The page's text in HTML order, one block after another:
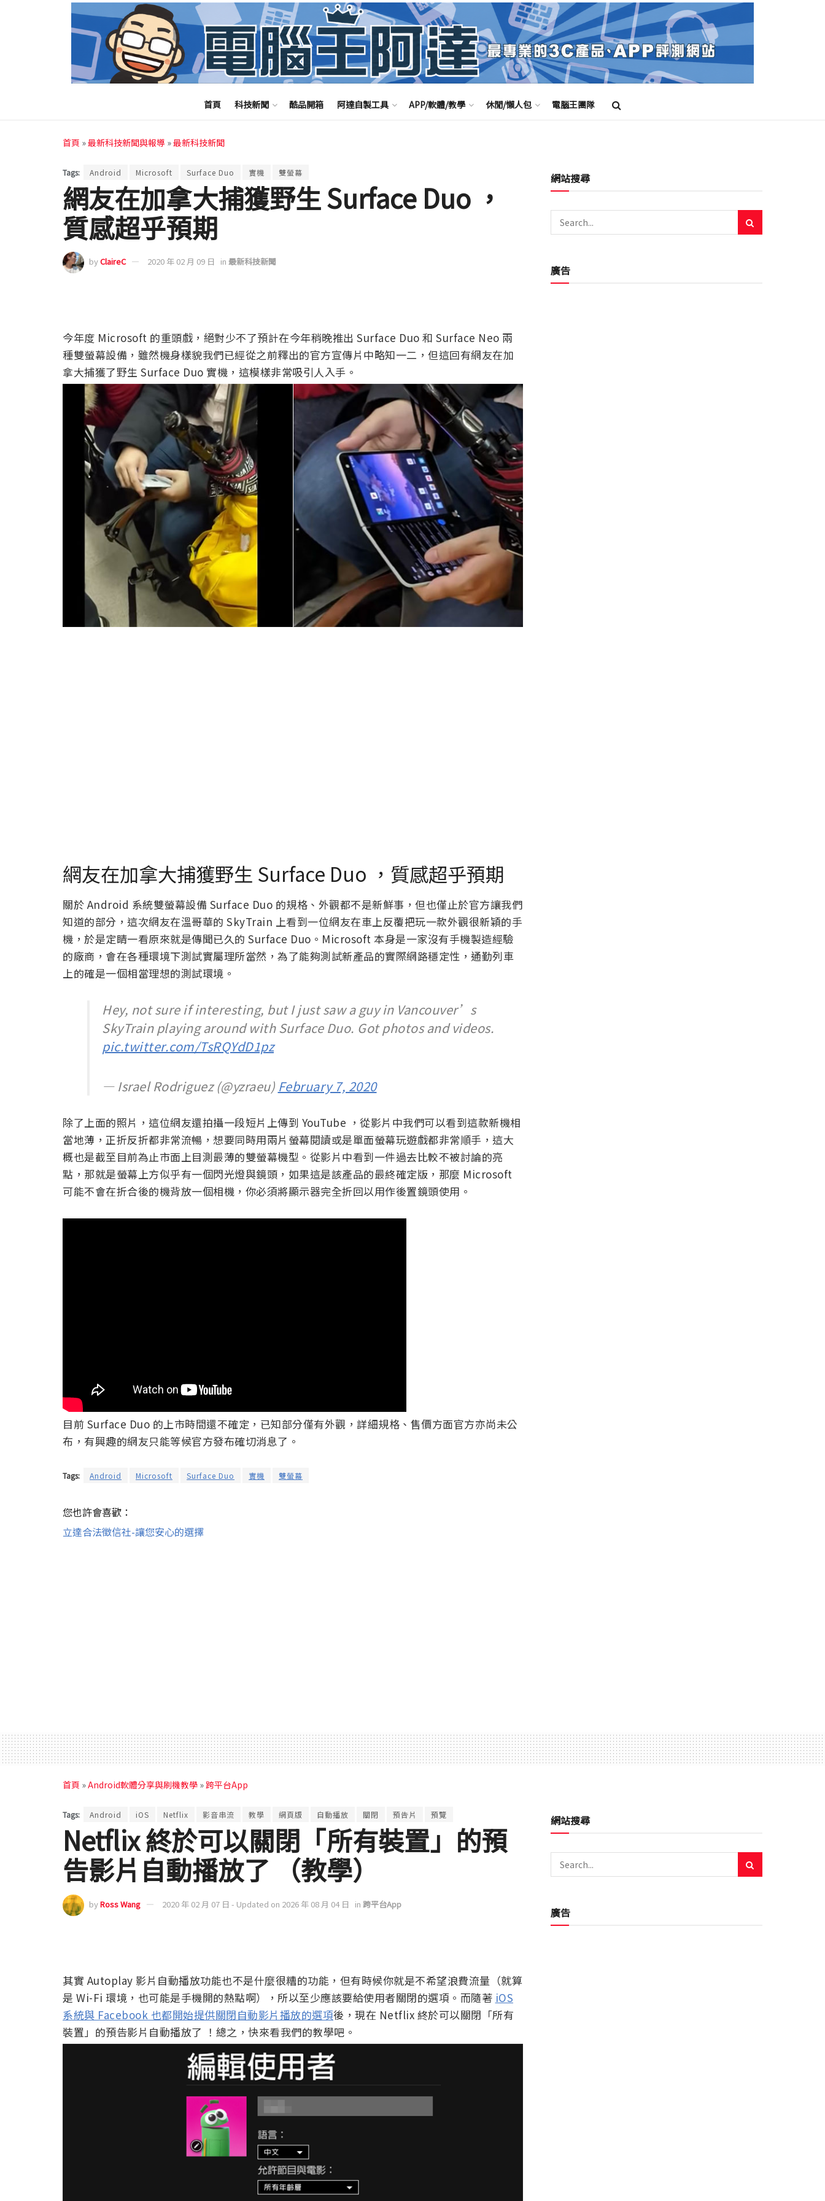
首頁 科技新聞 酷品開箱 阿達自製工具 APP/軟體/教學 休閒/懶人包 電腦王團隊
首頁 »最新科技新聞與報導 »最新科技新聞
Tags: Android Microsoft Surface Duo 實機 雙螢幕
網友在加拿大捕獲野生 Surface Duo ，
質感超乎預期
byClaireC 2020 年 02 月 09 日 in 最新科技新聞
今年度 Microsoft 的重頭戲，絕對少不了預計在今年稍晚推出 Surface Duo 和 Surface Neo 兩
種雙螢幕設備，雖然機身樣貌我們已經從之前釋出的官方宣傳片中略知一二，但這回有網友在加
拿大捕獲了野生 Surface Duo 實機，這模樣非常吸引人入手。
網友在加拿大捕獲野生 Surface Duo ，質感超乎預期
關於 Android 系統雙螢幕設備 Surface Duo 的規格、外觀都不是新鮮事，但也僅止於官方讓我們
知道的部分，這次網友在溫哥華的 SkyTrain 上看到一位網友在車上反覆把玩一款外觀很新穎的手
機，於是定睛一看原來就是傳聞已久的 Surface Duo。Microsoft 本身是一家沒有手機製造經驗
的廠商，會在各種環境下測試實屬理所當然，為了能夠測試新產品的實際網路穩定性，通勤列車
上的確是一個相當理想的測試環境。
Hey, not sure if interesting, but I just saw a guy in Vancouver’s
SkyTrain playing around with Surface Duo. Got photos and videos.
pic.twitter.com/TsRQYdD1pz
— Israel Rodriguez (@yzraeu) February 7, 2020
除了上面的照片，這位網友還拍攝一段短片上傳到 YouTube ，從影片中我們可以看到這款新機相
當地薄，正折反折都非常流暢，想要同時用兩片螢幕閱讀或是單面螢幕玩遊戲都非常順手，這大
概也是截至目前為止市面上目測最薄的雙螢幕機型。從影片 中看到一件過去比較不被討論的亮
點，那就是螢幕上方似乎有一個閃光燈與鏡頭，如果這是該產品的最終確定版，那麼 Microsoft
可能不會在折合後的機背放一個相機，你必須將顯示器完全折回以用作後置鏡頭使用。
目前 Surface Duo 的上市時間還不確定，已知部分僅有外觀，詳細規格、售價方面官方亦尚未公
布，有興趣的網友只能等候官方發布確切消息了。
Tags: Android Microsoft Surface Duo 實機 雙螢幕
您也許會喜歡：
立達合法徵信社-讓您安心的選擇
網站搜尋
廣告
首頁 »Android軟體分享與刷機教學 »跨平台App
Tags: Android iOS Netflix 影音串流 教學 網頁版 自動播放 關閉 預告片 預覽
Netflix 終於可以關閉「所有裝置」的預
告影片自動播放了 （教學）
byRoss Wang 2020 年 02 月 07 日 - Updated on 2026 年 08 月 04 日 in 跨平台App
其實 Autoplay 影片自動播放功能也不是什麼很糟的功能，但有時候你就是不希望浪費流量（就算
是 Wi-Fi 環境，也可能是手機開的熱點啊），所以至少應該要給使用者關閉的選項。而隨著 iOS
系統與 Facebook 也都開始提供關閉自動影片播放的選項後，現在 Netflix 終於可以關閉「所有
裝置」的預告影片自動播放了 ！總之，快來看我們的教學吧。
網站搜尋
廣告